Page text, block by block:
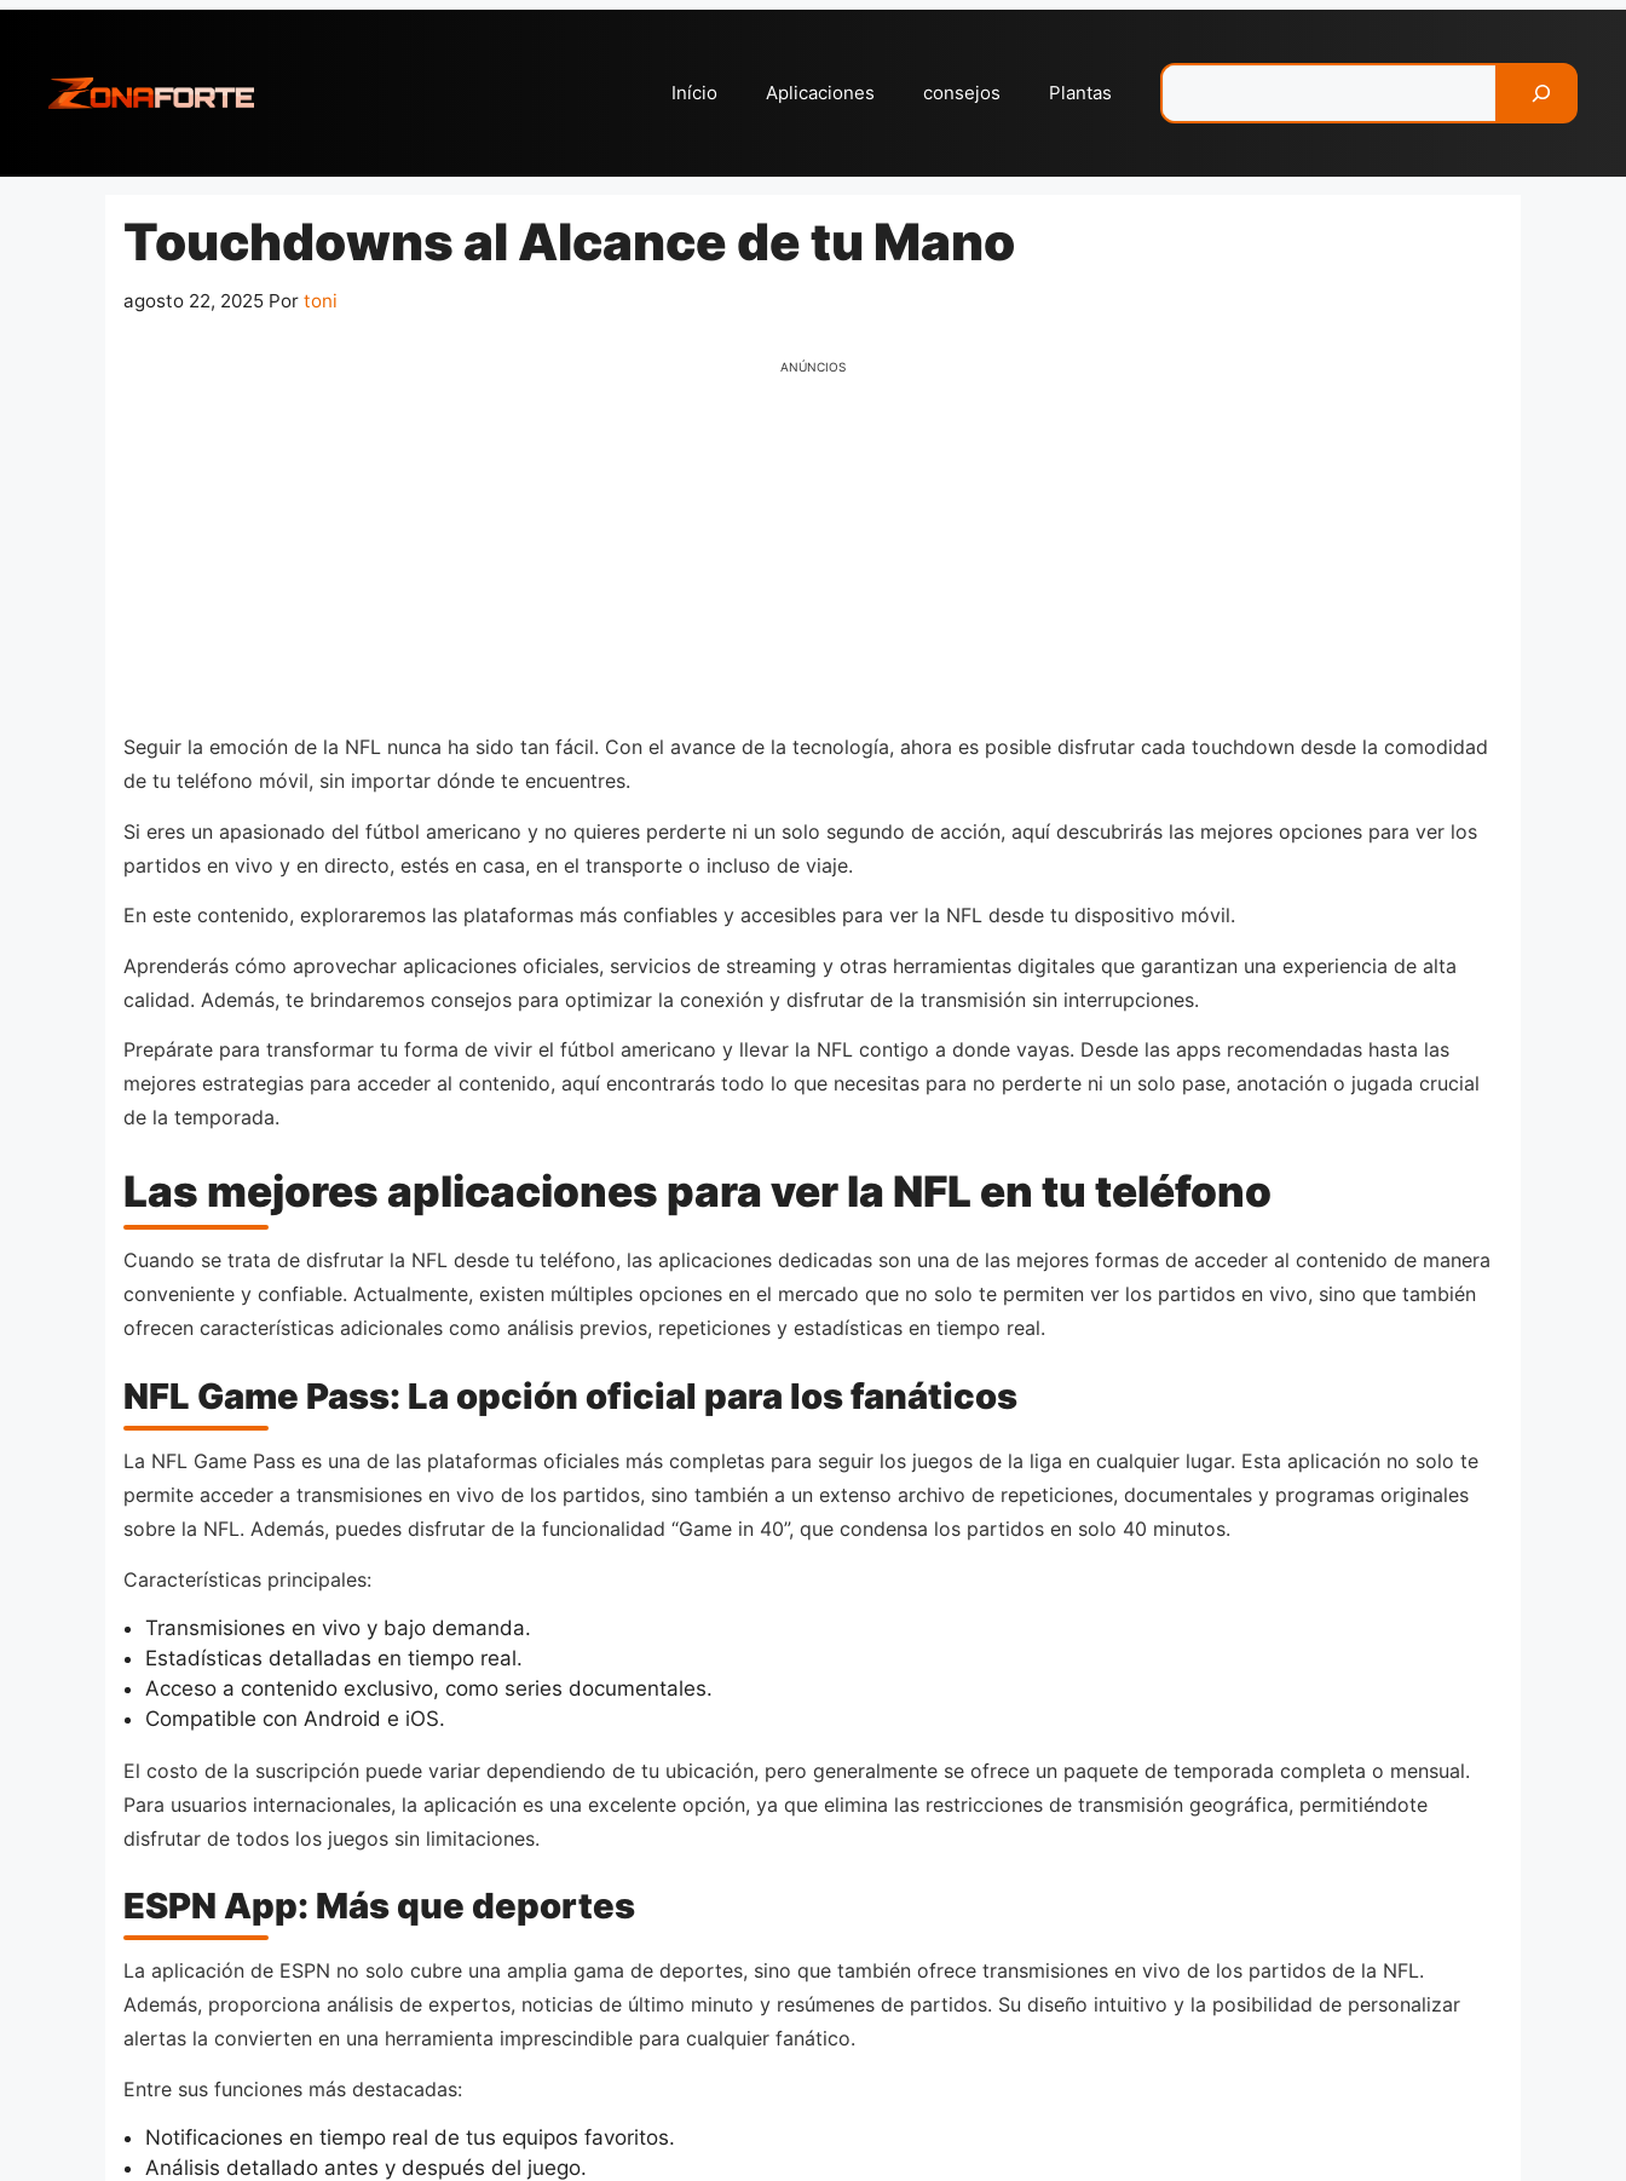
conteúdo
Início Aplicaciones consejos Plantas
Touchdowns al Alcance de tu Mano
agosto 22, 2025 Por toni
ANÚNCIOS
Seguir la emoción de la NFL nunca ha sido tan fácil. Con el avance de la tecnología, ahora es posible disfrutar cada touchdown desde la comodidad
de tu teléfono móvil, sin importar dónde te encuentres.
Si eres un apasionado del fútbol americano y no quieres perderte ni un solo segundo de acción, aquí descubrirás las mejores opciones para ver los
partidos en vivo y en directo, estés en casa, en el transporte o incluso de viaje.
En este contenido, exploraremos las plataformas más confiables y accesibles para ver la NFL desde tu dispositivo móvil.
Aprenderás cómo aprovechar aplicaciones oficiales, servicios de streaming y otras herramientas digitales que garantizan una experiencia de alta
calidad. Además, te brindaremos consejos para optimizar la conexión y disfrutar de la transmisión sin interrupciones.
Prepárate para transformar tu forma de vivir el fútbol americano y llevar la NFL contigo a donde vayas. Desde las apps recomendadas hasta las
mejores estrategias para acceder al contenido, aquí encontrarás todo lo que necesitas para no perderte ni un solo pase, anotación o jugada crucial
de la temporada.
Las mejores aplicaciones para ver la NFL en tu teléfono
Cuando se trata de disfrutar la NFL desde tu teléfono, las aplicaciones dedicadas son una de las mejores formas de acceder al contenido de manera
conveniente y confiable. Actualmente, existen múltiples opciones en el mercado que no solo te permiten ver los partidos en vivo, sino que también
ofrecen características adicionales como análisis previos, repeticiones y estadísticas en tiempo real.
NFL Game Pass: La opción oficial para los fanáticos
La NFL Game Pass es una de las plataformas oficiales más completas para seguir los juegos de la liga en cualquier lugar. Esta aplicación no solo te
permite acceder a transmisiones en vivo de los partidos, sino también a un extenso archivo de repeticiones, documentales y programas originales
sobre la NFL. Además, puedes disfrutar de la funcionalidad “Game in 40”, que condensa los partidos en solo 40 minutos.
Características principales:
Transmisiones en vivo y bajo demanda.
Estadísticas detalladas en tiempo real.
Acceso a contenido exclusivo, como series documentales.
Compatible con Android e iOS.
El costo de la suscripción puede variar dependiendo de tu ubicación, pero generalmente se ofrece un paquete de temporada completa o mensual.
Para usuarios internacionales, la aplicación es una excelente opción, ya que elimina las restricciones de transmisión geográfica, permitiéndote
disfrutar de todos los juegos sin limitaciones.
ESPN App: Más que deportes
La aplicación de ESPN no solo cubre una amplia gama de deportes, sino que también ofrece transmisiones en vivo de los partidos de la NFL.
Además, proporciona análisis de expertos, noticias de último minuto y resúmenes de partidos. Su diseño intuitivo y la posibilidad de personalizar
alertas la convierten en una herramienta imprescindible para cualquier fanático.
Entre sus funciones más destacadas:
Notificaciones en tiempo real de tus equipos favoritos.
Análisis detallado antes y después del juego.